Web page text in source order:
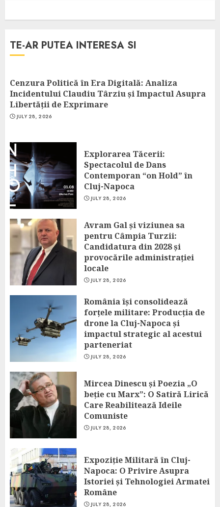
TE-AR PUTEA INTERESA SI
Cenzura Politică în Era Digitală: Analiza
Incidentului Claudiu Târziu și Impactul Asupra
Libertății de Exprimare
JULY 28, 2026
Explorarea Tăcerii:
Spectacolul de Dans
Contemporan “on Hold” în
Cluj-Napoca
JULY 28, 2026
Avram Gal și viziunea sa
pentru Câmpia Turzii:
Candidatura din 2028 și
provocările administrației
locale
JULY 28, 2026
România își consolidează
forțele militare: Producția de
drone la Cluj-Napoca și
impactul strategic al acestui
parteneriat
JULY 28, 2026
Mircea Dinescu și Poezia „O
beție cu Marx”: O Satiră Lirică
Care Reabilitează Ideile
Comuniste
JULY 28, 2026
Expoziție Militară în Cluj-
Napoca: O Privire Asupra
Istoriei și Tehnologiei Armatei
Române
JULY 28, 2026